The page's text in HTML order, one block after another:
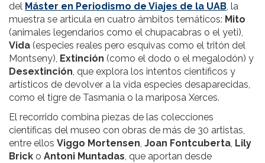
del Máster en Periodismo de Viajes de la UAB, la
muestra se articula en cuatro ámbitos temáticos: Mito
(animales legendarios como el chupacabras o el yeti),
Vida (especies reales pero esquivas como el tritón del
Montseny), Extinción (como el dodo o el megalodón) y
Desextinción, que explora los intentos científicos y
artísticos de devolver a la vida especies desaparecidas,
como el tigre de Tasmania o la mariposa Xerces.
El recorrido combina piezas de las colecciones
científicas del museo con obras de más de 30 artistas,
entre ellos Viggo Mortensen, Joan Fontcuberta, Lily
Brick o Antoni Muntadas, que aportan desde